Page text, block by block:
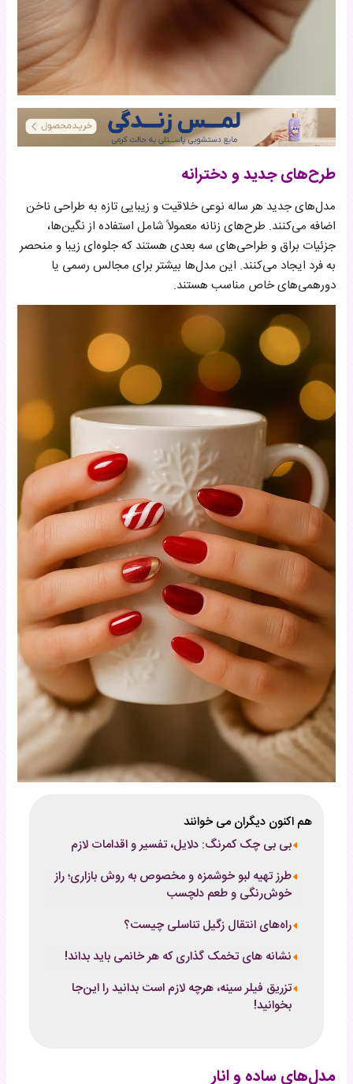
طرح‌های جدید و دخترانه
مدل‌های جدید هر ساله نوعی خلاقیت و زیبایی تازه به طراحی ناخن
اضافه می‌کنند. طرح‌های زنانه معمولاً شامل استفاده از نگین‌ها،
جزئیات براق و طراحی‌های سه بعدی هستند که جلوه‌ای زیبا و منحصر
به فرد ایجاد می‌کنند. این مدل‌ها بیشتر برای مجالس رسمی یا
دورهمی‌های خاص مناسب هستند.
هم اکنون دیگران می خوانند
بی بی چک کمرنگ: دلایل، تفسیر و اقدامات لازم
طرز تهیه لبو خوشمزه و مخصوص به روش بازاری؛ راز
خوش‌رنگی و طعم دلچسب
راه‌های انتقال زگیل تناسلی چیست؟
نشانه های تخمک گذاری که هر خانمی باید بداند!
تزریق فیلر سینه، هرچه لازم است بدانید را این‌جا
بخوانید!
مدل‌های ساده و انار